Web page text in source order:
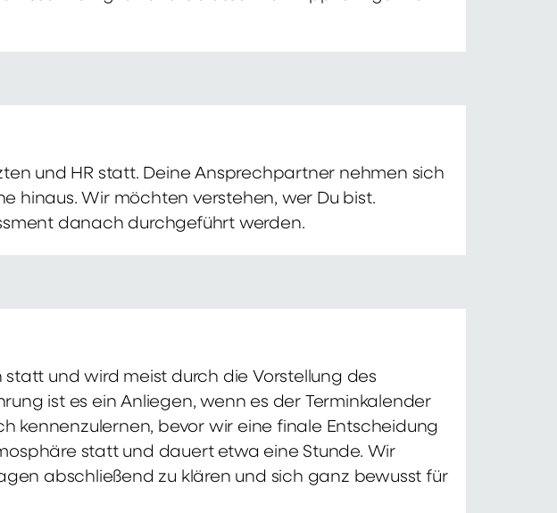
und HR statt. Deine Ansprechpartner nehmen sich
hinaus. Wir möchten verstehen, wer Du bist.
danach durchgeführt werden.
und wird meist durch die Vorstellung des
ist es ein Anliegen, wenn es der Terminkalender
kennenzulernen, bevor wir eine finale Entscheidung
statt und dauert etwa eine Stunde. Wir
abschließend zu klären und sich ganz bewusst für